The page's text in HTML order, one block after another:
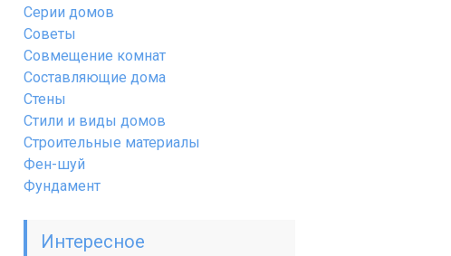
Серии домов
Советы
Совмещение комнат
Составляющие дома
Стены
Стили и виды домов
Строительные материалы
Фен-шуй
Фундамент
Интересное